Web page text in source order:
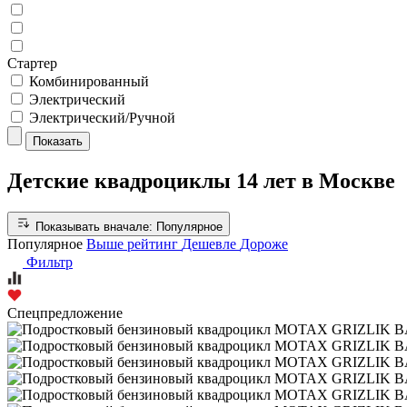
Стартер
Комбинированный
Электрический
Электрический/Ручной
Показать
Детские квадроциклы 14 лет в Москве
Показывать вначале: Популярное
Популярное Выше рейтинг Дешевле Дороже
Фильтр
Спецпредложение